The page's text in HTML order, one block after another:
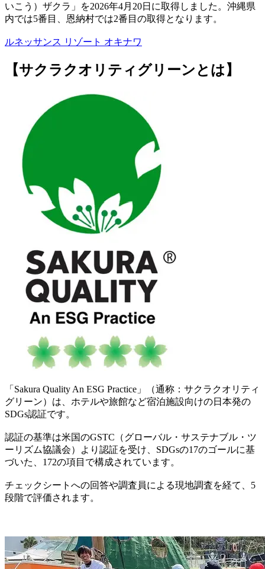
いこう）ザクラ」を2026年4月20日に取得しました。沖縄県
内では5番目、恩納村では2番目の取得となります。
ルネッサンス リゾート オキナワ
【サクラクオリティグリーンとは】
「Sakura Quality An ESG Practice」（通称：サクラクオリティ
グリーン）は、ホテルや旅館など宿泊施設向けの日本発の
SDGs認証です。
認証の基準は米国のGSTC（グローバル・サステナブル・ツ
ーリズム協議会）より認証を受け、SDGsの17のゴールに基
づいた、172の項目で構成されています。
チェックシートへの回答や調査員による現地調査を経て、5
段階で評価されます。